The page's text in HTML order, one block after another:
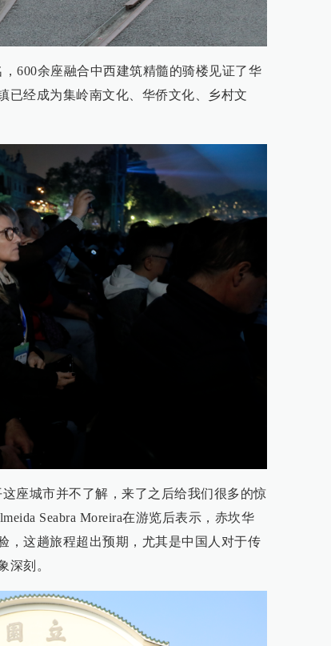
600余座融合中西建筑精髓的骑楼见证了华
已经成为集岭南文化、华侨文化、乡村文
座城市并不了解，来了之后给我们很多的惊
Seabra Moreira在游览后表示，赤坎华
，这趟旅程超出预期，尤其是中国人对于传
深刻。